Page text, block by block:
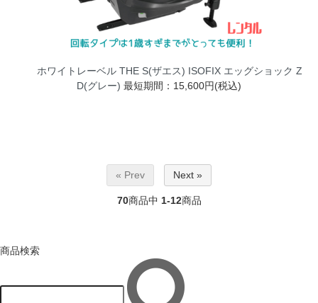
ホワイトレーベル THE S(ザエス) ISOFIX エッグショック Z
D(グレー) 最短期間：15,600円(税込)
« Prev Next »
70商品中 1-12商品
商品検索